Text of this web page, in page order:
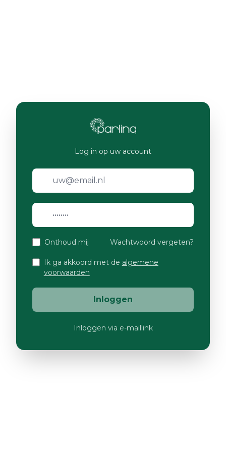
Log in op uw account
Onthoud mij Wachtwoord vergeten?
Ik ga akkoord met de algemene
voorwaarden
Inloggen
Inloggen via e-maillink